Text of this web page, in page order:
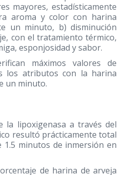
mayores, estadísticamente
aroma y color con harina
un minuto, b) disminución
con el tratamiento térmico,
esponjosidad y sabor.
máximos valores de
los atributos con la harina
un minuto.
la lipoxigenasa a través del
resultó prácticamente total
1.5 minutos de inmersión en
de harina de arveja